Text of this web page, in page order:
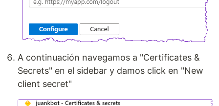
A continuación navegamos a "Certificates &
Secrets" en el sidebar y damos click en "New
client secret"